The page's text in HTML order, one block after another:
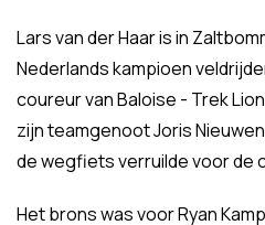
Lars van der Haar is in
Nederlands kampioen
coureur van Baloise - Trek
zijn teamgenoot Joris
de wegfiets verruilde voor de
Het brons was voor Ryan